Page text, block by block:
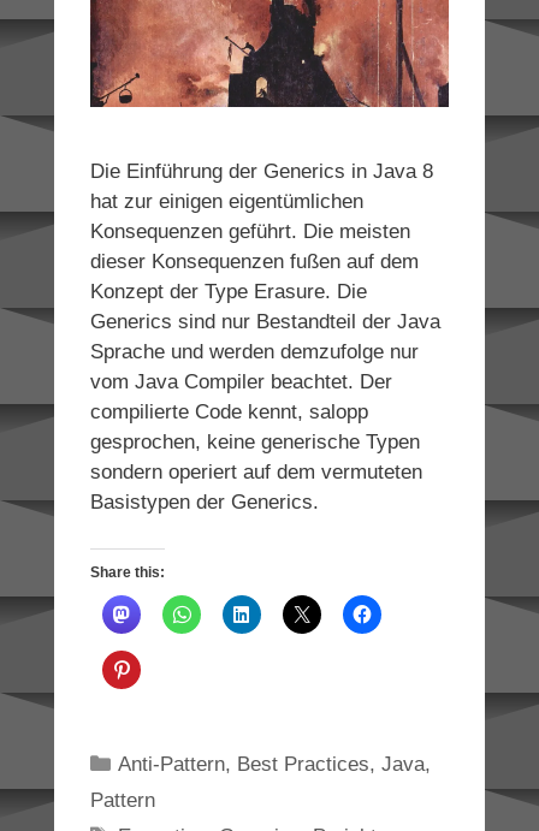
Die Einführung der Generics in Java 8
hat zur einigen eigentümlichen
Konsequenzen geführt. Die meisten
dieser Konsequenzen fußen auf dem
Konzept der Type Erasure. Die
Generics sind nur Bestandteil der Java
Sprache und werden demzufolge nur
vom Java Compiler beachtet. Der
compilierte Code kennt, salopp
gesprochen, keine generische Typen
sondern operiert auf dem vermuteten
Basistypen der Generics.
Share this:
Categories
Anti-Pattern, Best Practices, Java,
Pattern